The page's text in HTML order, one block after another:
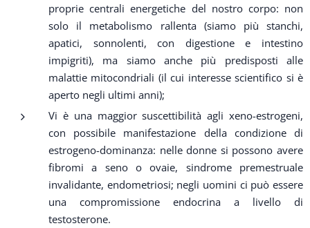
proprie centrali energetiche del nostro corpo: non
solo il metabolismo rallenta (siamo più stanchi,
apatici, sonnolenti, con digestione e intestino
impigriti), ma siamo anche più predisposti alle
malattie mitocondriali (il cui interesse scientifico si è
aperto negli ultimi anni);
Vi è una maggior suscettibilità agli xeno-estrogeni,
con possibile manifestazione della condizione di
estrogeno-dominanza: nelle donne si possono avere
fibromi a seno o ovaie, sindrome premestruale
invalidante, endometriosi; negli uomini ci può essere
una compromissione endocrina a livello di
testosterone.